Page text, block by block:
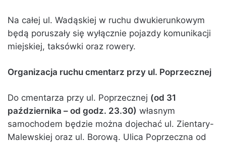
Na całej ul. Wadąskiej w ruchu dwukierunkowym
będą poruszały się wyłącznie pojazdy komunikacji
miejskiej, taksówki oraz rowery.
Organizacja ruchu cmentarz przy ul. Poprzecznej
Do cmentarza przy ul. Poprzecznej (od 31
października – od godz. 23.30) własnym
samochodem będzie można dojechać ul. Zientary-
Malewskiej oraz ul. Borową. Ulica Poprzeczna od